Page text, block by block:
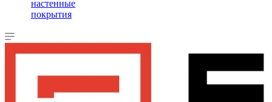
настенные
покрытия